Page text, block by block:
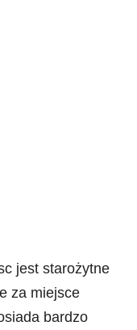
jest starożytne
za miejsce
bardzo